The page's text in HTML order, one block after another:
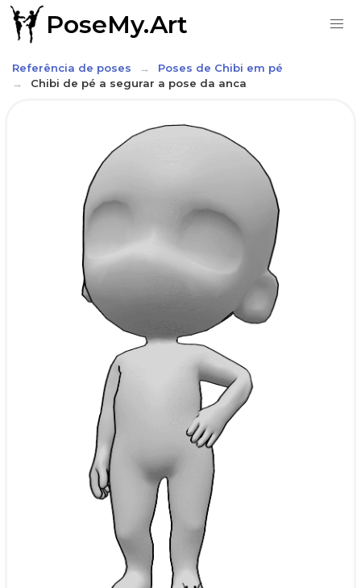
PoseMy.Art
Referência de poses
Poses de Chibi em pé
Chibi de pé a segurar a pose da anca